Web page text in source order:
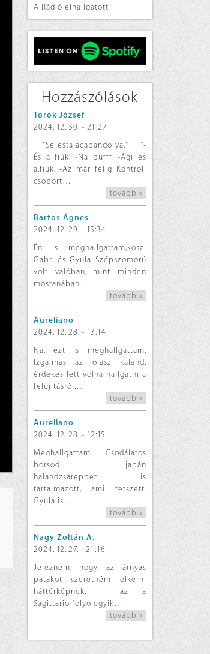
A Rádió elhallgatott
Hozzászólások
Török József
2024. 12. 30. - 21:27
"Se está acabando ya." "-
És a fiúk. -Na pufff. -Ági és
a.fiúk. -Az már félig Kontroll
csoport…
tovább »
Bartos Ágnes
2024. 12. 29. - 15:34
Én is meghallgattam,köszi
Gabri és Gyula. Szépszomorú
volt valóban, mint minden
mostanában.
tovább »
Aureliano
2024. 12. 28. - 13:14
Na, ezt is meghallgattam.
Izgalmas az olasz kaland,
érdekes lett volna hallgatni a
felújításról.…
tovább »
Aureliano
2024. 12. 28. - 12:15
Meghallgattam. Csodálatos
borsodi japán
halandzsareppet is
tartalmazott, ami tetszett.
Gyula is…
tovább »
Nagy Zoltán A.
2024. 12. 27. - 21:16
Jelezném, hogy az árnyas
patakot szeretném elkérni
háttérképnek. -- az a
Sagittario folyó egyik…
tovább »